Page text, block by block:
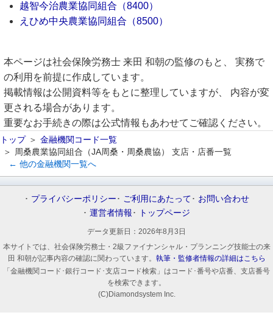
越智今治農業協同組合（8400）
えひめ中央農業協同組合（8500）
本ページは社会保険労務士 来田 和朝の監修のもと、 実務で
の利用を前提に作成しています。
掲載情報は公開資料等をもとに整理していますが、 内容が変
更される場合があります。
重要なお手続きの際は公式情報もあわせてご確認ください。
トップ
金融機関コード一覧
周桑農業協同組合（JA周桑・周桑農協） 支店・店番一覧
← 他の金融機関一覧へ
プライバシーポリシー ご利用にあたって
お問い合わせ
運営者情報
トップページ
データ更新日： 2026年8月3日
本サイトでは、社会保険労務士・2級ファイナンシャル・プランニング技能士の来
田 和朝が記事内容の確認に関わっています。 執筆・監修者情報の詳細はこちら
「金融機関コード･銀行コード･支店コード検索」はコード･番号や店番、支店番号
を検索できます。
(C)Diamondsystem Inc.